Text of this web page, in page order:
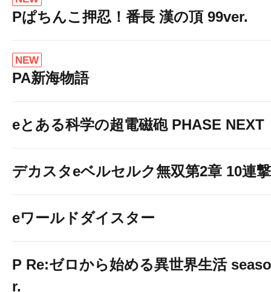
Pぱちんこ押忍！番長 漢の頂 99ver.
NEW
PA新海物語
eとある科学の超電磁砲 PHASE NEXT
デカスタeベルセルク無双第2章 10連
eワールドダイスター
P Re:ゼロから始める異世界生活
r.